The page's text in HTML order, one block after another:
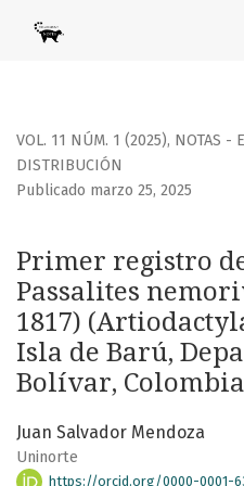
Primer registro del venado
VOL. 11 NÚM. 1 (2025), NOTAS -
DISTRIBUCIÓN
Primer registro
Passalites
1817)
Isla de Barú,
Bolívar,
Publicado marzo 25, 2025
Juan Salvador Mendoza
Uninorte
https://orcid.org/0000-0001-